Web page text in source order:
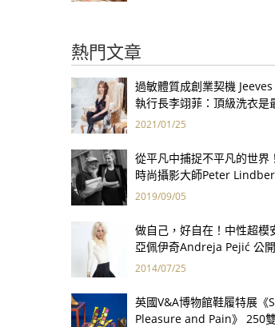
熱門文章
過敏體質成創業契機
執行長李翊菲：頂級洗衣是
健康保險！
2021/01/25
從平凡中捕捉不平凡的世界
時尚攝影大師Peter
2019/09/05
做自己，好自在！中性超模
亞佩伊奇Andreja Pejić 公
男兒郎已成女兒身
2014/07/25
英國V&A博物館鞋履特展《
Pleasure and Pain》 250